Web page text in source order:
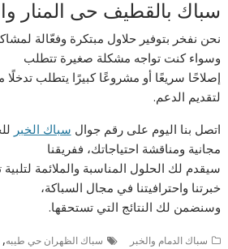
سباك بالقطيف حى المنار
نحن نفخر بتوفير حلاول مبتكرة وفعّالة
وسواء كنت تواجه مشكلة صغيرة تتطلب
إصلاحًا سريعًا أو مشروعًا كبيرًا يتطلب
لتقديم الدعم.
اتصل بنا اليوم على رقم جوال سباك الخبر
مجانية ومناقشة احتياجاتك، ففريقنا
سيقدم لك الحلول المناسبة والملائمة
خبرتنا واحترافيتنا في مجال السباكة،
وسنضمن لك النتائج التي تستحقها.
سباك الدمام والخبر سباك الظهران حي طيبه,